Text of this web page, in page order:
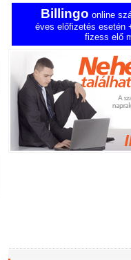
Billingo online
éves előfizetés esetén
fizess elő